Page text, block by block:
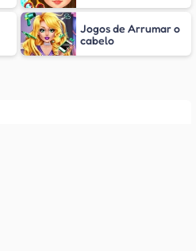
Jogos de Arrumar o
cabelo